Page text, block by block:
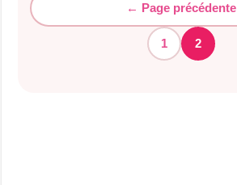
← Page précédente
1 2